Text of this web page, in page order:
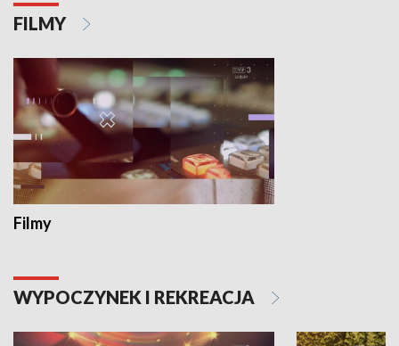
FILMY
Filmy
WYPOCZYNEK I REKREACJA